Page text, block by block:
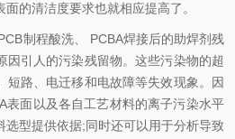
的清洁度要求也就相应提高了。
制程酸洗、 PCBA焊接后的助焊剂残
因引人的污染残留物。这些污染物的超
短路、电迁移和电故障等失效现象。因
表面以及各自工艺材料的离子污染水平
型提供依据;同时还可以用于分析导致